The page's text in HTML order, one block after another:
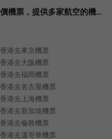
永安旅遊為你全面搜羅至抵平價機票，提供多家航空的機票比價和機票折扣優惠，讓你無負擔出遊。立即預定並查詢平價機票優惠！
香港去東京機票
香港去大阪機票
香港去福岡機票
香港去名古屋機票
香港去上海機票
香港去新加坡機票
香港去倫敦機票
香港去溫哥華機票